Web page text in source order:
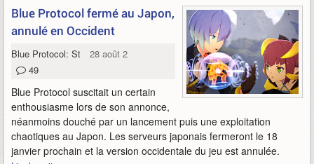
Blue Protocol fermé au Japon,
annulé en Occident
Blue Protocol: Star Resonance
28 août 2024
49
Blue Protocol suscitait un certain
enthousiasme lors de son annonce,
néanmoins douché par un lancement puis une exploitation
chaotiques au Japon. Les serveurs japonais fermeront le 18
janvier prochain et la version occidentale du jeu est annulée.